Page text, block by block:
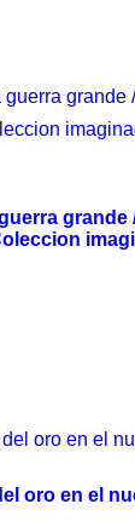
grande
oro en el